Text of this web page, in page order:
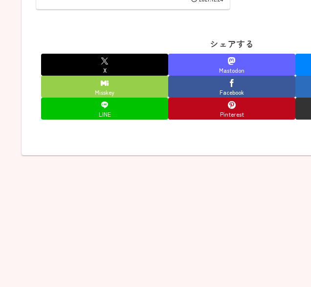
シェアする
X Mastodon
Misskey Facebook
LINE Pinterest